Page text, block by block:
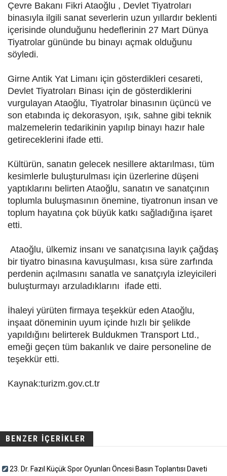
Çevre Bakanı Fikri Ataoğlu , Devlet Tiyatroları
binasıyla ilgili sanat severlerin uzun yıllardır beklenti
içerisinde olunduğunu hedeflerinin 27 Mart Dünya
Tiyatrolar gününde bu binayı açmak olduğunu
söyledi.
Girne Antik Yat Limanı için gösterdikleri cesareti,
Devlet Tiyatroları Binası için de gösterdiklerini
vurgulayan Ataoğlu, Tiyatrolar binasının üçüncü ve
son etabında iç dekorasyon, ışık, sahne gibi teknik
malzemelerin tedarikinin yapılıp binayı hazır hale
getireceklerini ifade etti.
Kültürün, sanatın gelecek nesillere aktarılması, tüm
kesimlerle buluşturulması için üzerlerine düşeni
yaptıklarını belirten Ataoğlu, sanatın ve sanatçının
toplumla buluşmasının önemine, tiyatronun insan ve
toplum hayatına çok büyük katkı sağladığına işaret
etti.
Ataoğlu, ülkemiz insanı ve sanatçısına layık çağdaş
bir tiyatro binasına kavuşulması, kısa süre zarfında
perdenin açılmasını sanatla ve sanatçıyla izleyicileri
buluşturmayı arzuladıklarını ifade etti.
İhaleyi yürüten firmaya teşekkür eden Ataoğlu,
inşaat döneminin uyum içinde hızlı bir şelikde
yapıldığını belirterek Buldukmen Transport Ltd.,
emeği geçen tüm bakanlık ve daire personeline de
teşekkür etti.
Kaynak:turizm.gov.ct.tr
BENZER İÇERİKLER
23. Dr. Fazıl Küçük Spor Oyunları Öncesi Basın Toplantısı Daveti